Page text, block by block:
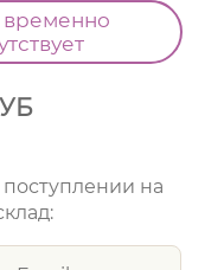
временно
на